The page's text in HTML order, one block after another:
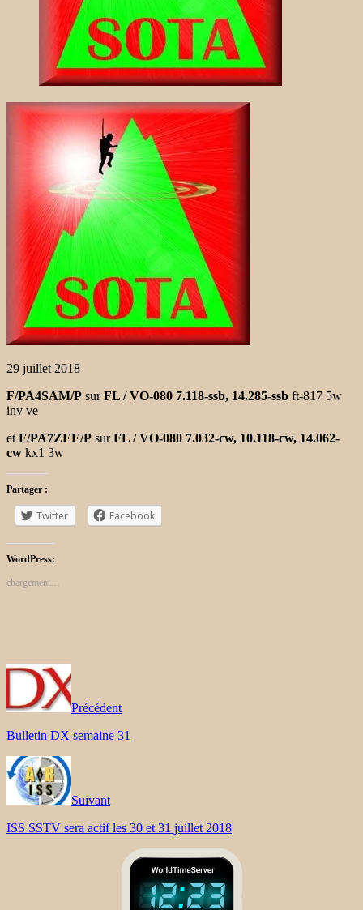
29 juillet 2018
F/PA4SAM/P surFL / VO-080 7.118-ssb, 14.285-ssb ft-817 5w
inv ve
et F/PA7ZEE/P surFL / VO-080 7.032-cw, 10.118-cw, 14.062-
cw kx1 3w
Partager :
Twitter Facebook
WordPress:
chargement…
Précédent
Bulletin DX semaine 31
Suivant
ISS SSTV sera actif les 30 et 31 juillet 2018